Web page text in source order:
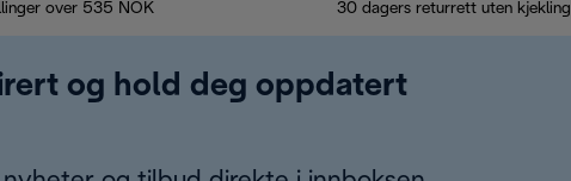
over 535 NOK 30 dagers returrett uten kjekling
og hold deg oppdatert